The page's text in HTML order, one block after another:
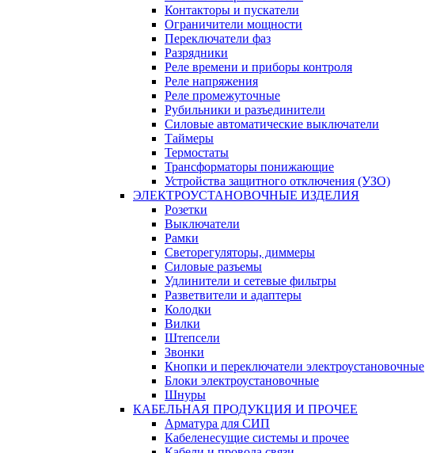
Контакторы и пускатели
Ограничители мощности
Переключатели фаз
Разрядники
Реле времени и приборы контроля
Реле напряжения
Реле промежуточные
Рубильники и разъединители
Силовые автоматические выключатели
Таймеры
Термостаты
Трансформаторы понижающие
Устройства защитного отключения (УЗО)
ЭЛЕКТРОУСТАНОВОЧНЫЕ ИЗДЕЛИЯ
Розетки
Выключатели
Рамки
Светорегуляторы, диммеры
Силовые разъемы
Удлинители и сетевые фильтры
Разветвители и адаптеры
Колодки
Вилки
Штепсели
Звонки
Кнопки и переключатели электроустановочные
Блоки электроустановочные
Шнуры
КАБЕЛЬНАЯ ПРОДУКЦИЯ И ПРОЧЕЕ
Арматура для СИП
Кабеленесущие системы и прочее